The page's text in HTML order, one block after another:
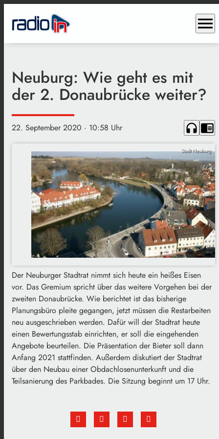
menu
Neuburg: Wie geht es mit
der 2. Donaubrücke weiter?
22. September 2020 · 10:58 Uhr headphones chrome_reader_mode
Stadt Neuburg
Der Neuburger Stadtrat nimmt sich heute ein heißes Eisen
vor. Das Gremium spricht über das weitere Vorgehen bei der
zweiten Donaubrücke. Wie berichtet ist das bisherige
Planungsbüro pleite gegangen, jetzt müssen die Restarbeiten
neu ausgeschrieben werden. Dafür will der Stadtrat heute
einen Bewertungsstab einrichten, er soll die eingehenden
Angebote beurteilen. Die Präsentation der Bieter soll dann
Anfang 2021 stattfinden. Außerdem diskutiert der Stadtrat
über den Neubau einer Obdachlosenunterkunft und die
Teilsanierung des Parkbades. Die Sitzung beginnt um 17 Uhr.